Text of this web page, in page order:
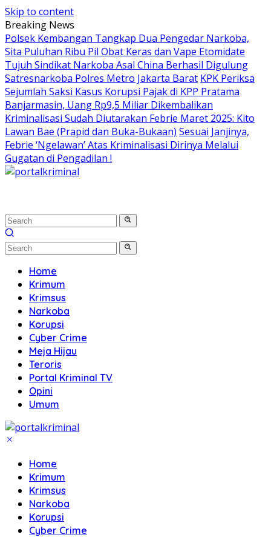
Skip to content
Breaking News
Polsek Kembangan Tangkap Dua Pengedar Narkoba,
Sita Puluhan Ribu Pil Obat Keras dan Vape Etomidate
Tujuh Sindikat Narkoba Asal China Berhasil Digulung
Satresnarkoba Polres Metro Jakarta Barat KPK Periksa
Sejumlah Saksi Kasus Korupsi Pajak di KPP Pratama
Banjarmasin, Uang Rp9,5 Miliar Dikembalikan
Kriminalisasi Sudah Diutarakan Febrie Maret 2025: Kito
Lawan Bae (Prapid dan Buka-Bukaan) Sesuai Janjinya,
Febrie ‘Ngelawan’ Atas Kriminalisasi Dirinya Melalui
Gugatan di Pengadilan !
Home
Krimum
Krimsus
Narkoba
Korupsi
Cyber Crime
Meja Hijau
Teroris
Portal Kriminal TV
Opini
Umum
Home
Krimum
Krimsus
Narkoba
Korupsi
Cyber Crime